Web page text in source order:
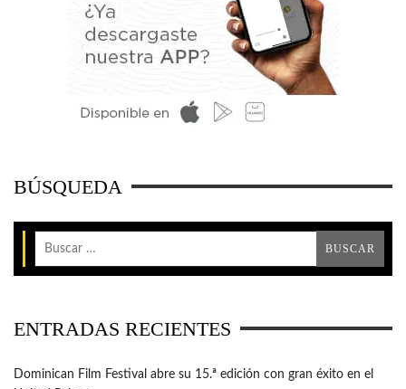
BÚSQUEDA
ENTRADAS RECIENTES
Dominican Film Festival abre su 15.ª edición con gran éxito en el